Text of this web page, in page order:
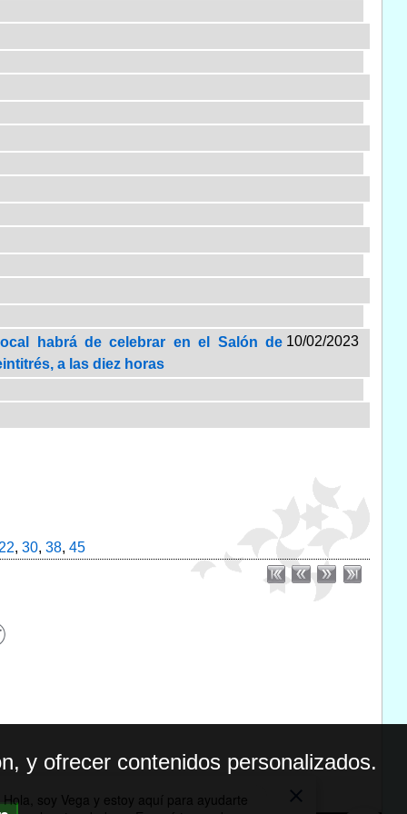
habrá de celebrar en el Salón de
a las diez horas
10/02/2023
22, 30, 38, 45
y ofrecer contenidos personalizados.